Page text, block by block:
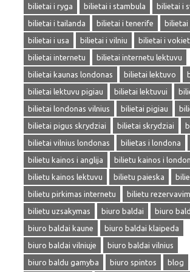
bilietai i ryga
bilietai i stambula
bilietai i
bilietai i tailanda
bilietai i tenerife
bilietai
bilietai i usa
bilietai i vilniu
bilietai i
bilietai internetu
bilietai internetu lektuvu
bilietai kaunas londonas
bilietai lektuvo
bilietai lektuvu pigiau
bilietai lektuvui
bilietai londonas vilnius
bilietai pigiau
bilietai pigus skrydziai
bilietai skrydziai
bilietai vilnius londonas
bilietas i londona
bilietu kainos i anglija
bilietu kainos i
bilietu kainos lektuvu
bilietu paieska
bilietu pirkimas internetu
bilietu
bilietu uzsakymas
biuro baldai
biuro
biuro baldai kaune
biuro baldai klaipeda
biuro baldai vilniuje
biuro baldai vilnius
biuro baldu gamyba
biuro spintos
blog